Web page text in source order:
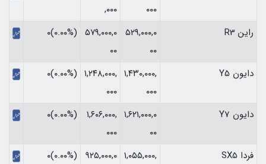
۰۰۰
,۰۰۰
راین R3
۵۲۹,۰۰۰,۰
۰۰
۵۷۹,۰۰۰,۰
۰۰
(۰.۰۰%)۰
دایون Y5
۱,۴۳۰,۰۰۰,
۰۰۰
۱,۲۴۸,۰۰۰,
۰۰۰
(۰.۰۰%)۰
دایون Y7
۱,۶۲۱,۰۰۰,۰
۰۰
۱,۶۰۶,۰۰۰,
۰۰۰
(۰.۰۰%)۰
فردا SX5
۱,۰۵۵,۰۰۰, ۹۲۵,۰۰۰,۰
(۰.۰۰%)۰